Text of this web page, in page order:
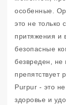
особенные.
это не только
притяжения и
безопасные
безвреден, не
препятствует
Purpur - это
здоровье и